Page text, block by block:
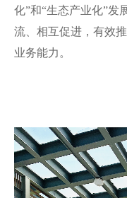
化”和“生态产业化”发
流、相互促进，有效
业务能力。